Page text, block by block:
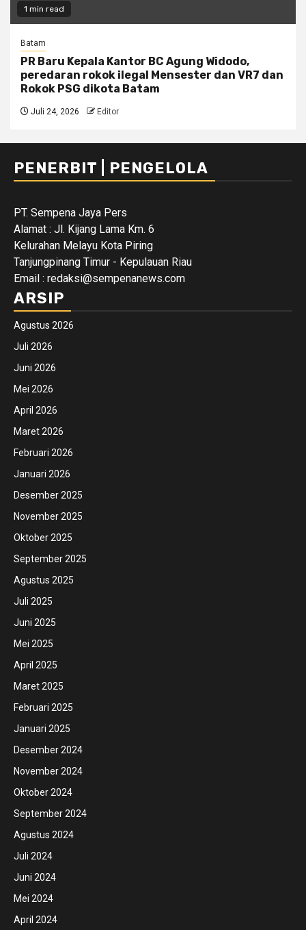
1 min read
Batam
PR Baru Kepala Kantor BC Agung Widodo,
peredaran rokok ilegal Mensester dan VR7 dan
Rokok PSG dikota Batam
Juli 24, 2026 Editor
PENERBIT | PENGELOLA
PT. Sempena Jaya Pers
Alamat : Jl. Kijang Lama Km. 6
Kelurahan Melayu Kota Piring
Tanjungpinang Timur - Kepulauan Riau
Email : redaksi@sempenanews.com
ARSIP
Agustus 2026
Juli 2026
Juni 2026
Mei 2026
April 2026
Maret 2026
Februari 2026
Januari 2026
Desember 2025
November 2025
Oktober 2025
September 2025
Agustus 2025
Juli 2025
Juni 2025
Mei 2025
April 2025
Maret 2025
Februari 2025
Januari 2025
Desember 2024
November 2024
Oktober 2024
September 2024
Agustus 2024
Juli 2024
Juni 2024
Mei 2024
April 2024